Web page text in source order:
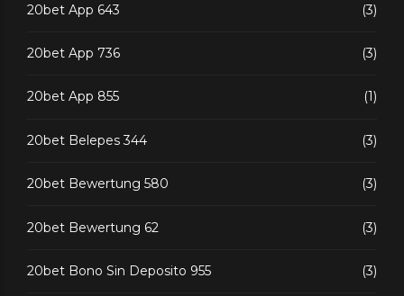
20bet App 643 (3)
20bet App 736 (3)
20bet App 855 (1)
20bet Belepes 344 (3)
20bet Bewertung 580 (3)
20bet Bewertung 62 (3)
20bet Bono Sin Deposito 955 (3)